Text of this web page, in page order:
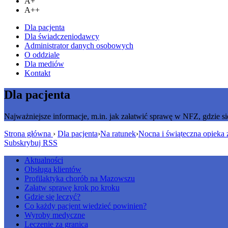
A++
Dla pacjenta
Dla świadczeniodawcy
Administrator danych osobowych
O oddziale
Dla mediów
Kontakt
Dla pacjenta
Najważniejsze informacje, m.in. jak załatwić sprawę w NFZ, gdzie
Strona główna › Dla pacjenta›Na ratunek›Nocna i świąteczna opieka
Subskrybuj RSS
Aktualności
Obsługa klientów
Profilaktyka chorób na Mazowszu
Załatw sprawę krok po kroku
Gdzie się leczyć?
Co każdy pacjent wiedzieć powinien?
Wyroby medyczne
Leczenie za granicą